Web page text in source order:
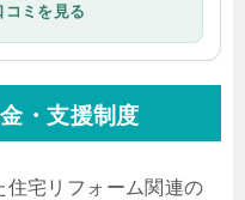
ミを見る
・支援制度
宅リフォーム関連の